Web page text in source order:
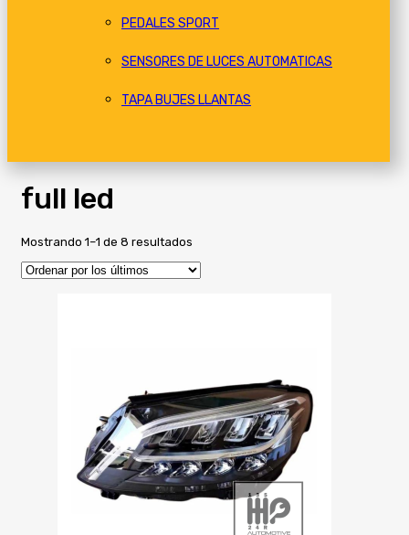
PEDALES SPORT
SENSORES DE LUCES AUTOMATICAS
TAPA BUJES LLANTAS
full led
Mostrando 1–1 de 8 resultados
los
últimos